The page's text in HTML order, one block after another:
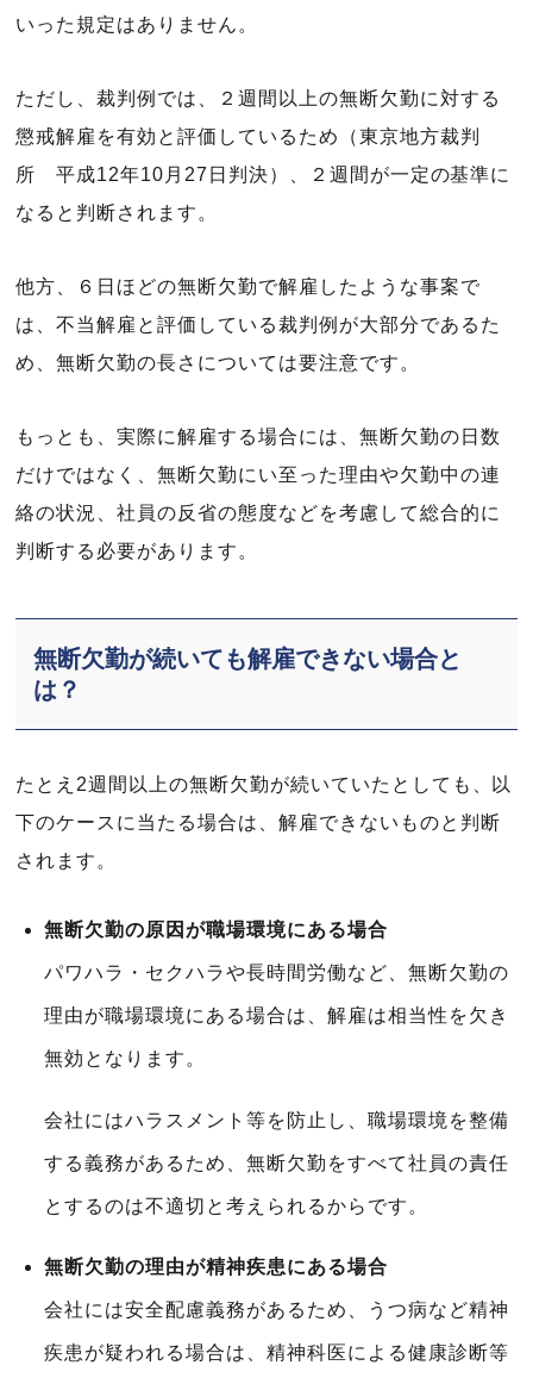
いった規定はありません。
ただし、裁判例では、２週間以上の無断欠勤に対する
懲戒解雇を有効と評価しているため（東京地方裁判
所 平成12年10月27日判決）、２週間が一定の基準に
なると判断されます。
他方、６日ほどの無断欠勤で解雇したような事案で
は、不当解雇と評価している裁判例が大部分であるた
め、無断欠勤の長さについては要注意です。
もっとも、実際に解雇する場合には、無断欠勤の日数
だけではなく、無断欠勤にい至った理由や欠勤中の連
絡の状況、社員の反省の態度などを考慮して総合的に
判断する必要があります。
無断欠勤が続いても解雇できない場合と
は？
たとえ2週間以上の無断欠勤が続いていたとしても、以
下のケースに当たる場合は、解雇できないものと判断
されます。
無断欠勤の原因が職場環境にある場合
パワハラ・セクハラや長時間労働など、無断欠勤の
理由が職場環境にある場合は、解雇は相当性を欠き
無効となります。
会社にはハラスメント等を防止し、職場環境を整備
する義務があるため、無断欠勤をすべて社員の責任
とするのは不適切と考えられるからです。
無断欠勤の理由が精神疾患にある場合
会社には安全配慮義務があるため、うつ病など精神
疾患が疑われる場合は、精神科医による健康診断等